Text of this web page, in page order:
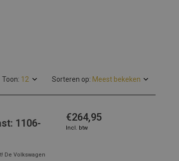
Toon: Sorteren op:
1106-
De Volkswagen
€264,95
Incl. btw